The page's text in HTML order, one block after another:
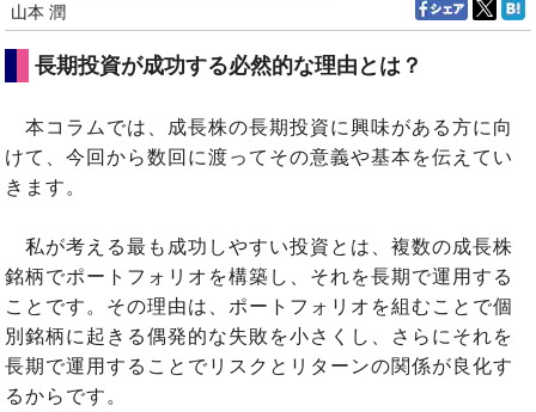
山本 潤
長期投資が成功する必然的な理由とは？
本コラムでは、成長株の長期投資に興味がある方に向
けて、今回から数回に渡ってその意義や基本を伝えてい
きます。
私が考える最も成功しやすい投資とは、複数の成長株
銘柄でポートフォリオを構築し、それを長期で運用する
ことです。その理由は、ポートフォリオを組むことで個
別銘柄に起きる偶発的な失敗を小さくし、さらにそれを
長期で運用することでリスクとリターンの関係が良化す
るからです。